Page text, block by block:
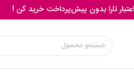
تارا بدون پیش‌پرداخت خرید کن !